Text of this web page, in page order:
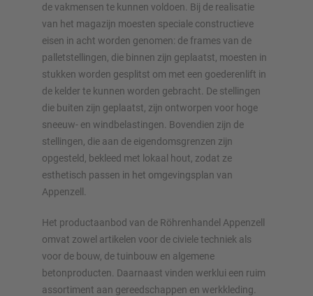
de vakmensen te kunnen voldoen. Bij de realisatie
van het magazijn moesten speciale constructieve
eisen in acht worden genomen: de frames van de
palletstellingen, die binnen zijn geplaatst, moesten in
stukken worden gesplitst om met een goederenlift in
de kelder te kunnen worden gebracht. De stellingen
die buiten zijn geplaatst, zijn ontworpen voor hoge
sneeuw- en windbelastingen. Bovendien zijn de
stellingen, die aan de eigendomsgrenzen zijn
opgesteld, bekleed met lokaal hout, zodat ze
esthetisch passen in het omgevingsplan van
Appenzell.
Het productaanbod van de Röhrenhandel Appenzell
omvat zowel artikelen voor de civiele techniek als
voor de bouw, de tuinbouw en algemene
betonproducten. Daarnaast vinden werklui een ruim
assortiment aan gereedschappen en werkkleding.
OVERZICHT VAN OPSLAGSYSTEMEN
Palletstellingen
Verrijdbare stellingen
Automatische opslagsystemen
Stellingenhal
Systeemvloeren
Verticale opslag
– inclusief directe aanvraag
Configureer stelling nu